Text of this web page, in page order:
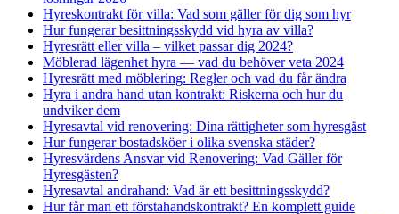
Hyreskontrakt för villa: Vad som gäller för dig som hyr
Hur fungerar besittningsskydd vid hyra av villa?
Hyresrätt eller villa – vilket passar dig 2024?
Möblerad lägenhet hyra — vad du behöver veta 2024
Hyresrätt med möblering: Regler och vad du får ändra
Hyra i andra hand utan kontrakt: Riskerna och hur du
undviker dem
Hyresavtal vid renovering: Dina rättigheter som hyresgäst
Hur fungerar bostadsköer i olika svenska städer?
Hyresvärdens Ansvar vid Renovering: Vad Gäller för
Hyresgästen?
Hyresavtal andrahand: Vad är ett besittningsskydd?
Hur får man ett förstahandskontrakt? En komplett guide